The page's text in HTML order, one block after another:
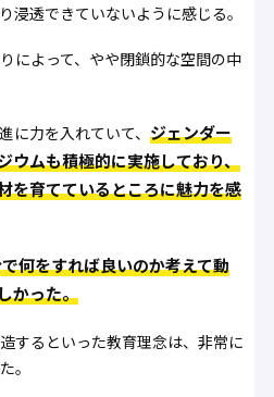
浸透できていないように感じる。
によって、やや閉鎖的な空間の中
に力を入れていて、 ジェンダー
ウムも積極的に実施しており、
を育てているところに魅力を感
何をすれば良いのか考えて動
かった。
するといった教育理念は、非常に
。